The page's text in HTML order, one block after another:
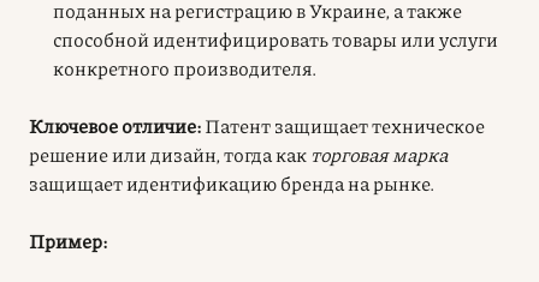
поданных на регистрацию в Украине, а также
способной идентифицировать товары или услуги
конкретного производителя.
Ключевое отличие:Патент защищает техническое
решение или дизайн, тогда как торговая марка
защищает идентификацию бренда на рынке.
Пример: